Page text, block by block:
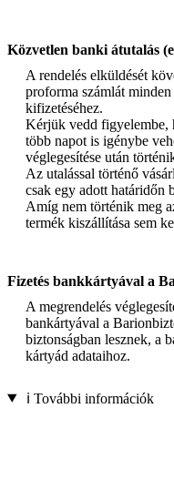
Közvetlen banki átutalás
A rendelés elküldését
proforma számlát
kifizetéséhez.
Kérjük vedd figyelembe,
több napot is igénybe
véglegesítése után
Az utalással történő
csak egy adott határidőn
Amíg nem történik meg
termék kiszállítása sem
Fizetés bankkártyával a
A megrendelés
bankártyával a
biztonságban lesznek, a
kártyád adataihoz.
ℹ️ További információk